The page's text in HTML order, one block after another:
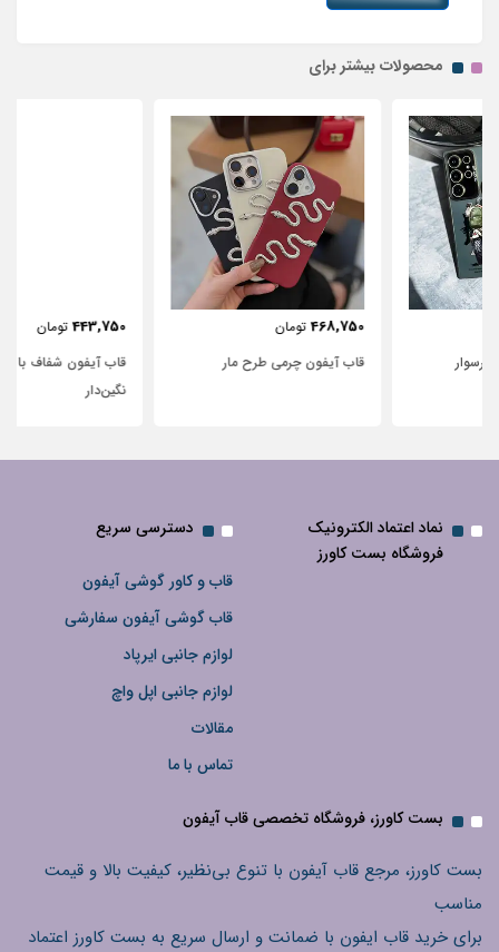
محصولات بیشتر برای
قاب آیفون چرمی طرح مار
قاب آیفون شفاف با پاپیون سفید و
نماد اعتماد الکترونیک
فروشگاه بست کاورز
دسترسی سریع
قاب و کاور گوشی آیفون
قاب گوشی آیفون سفارشی
لوازم جانبی ایرپاد
لوازم جانبی اپل واچ
مقالات
تماس با ما
بست کاورز، فروشگاه تخصصی قاب آیفون
بست کاورز، مرجع قاب آیفون با تنوع بی‌نظیر، کیفیت بالا و قیمت
مناسب
برای خرید قاب ایفون با ضمانت و ارسال سریع به بست کاورز اعتماد